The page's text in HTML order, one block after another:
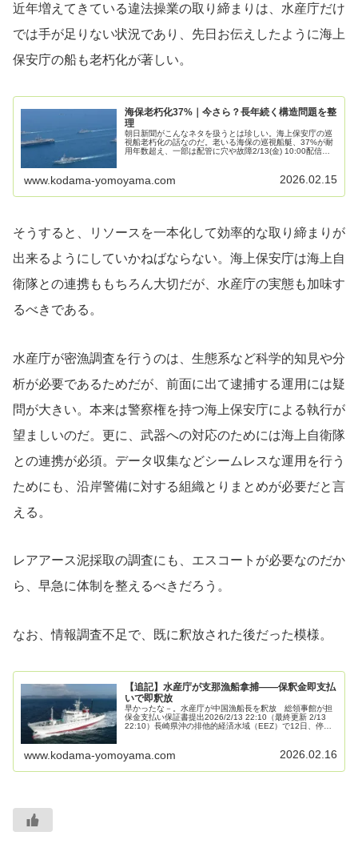
近年増えてきている違法操業の取り締まりは、水産庁だけ
では手が足りない状況であり、先日お伝えしたように海上
保安庁の船も老朽化が著しい。
海保老朽化37%｜今さら？長年続く構造問題を整
理
朝日新聞がこんなネタを扱うとは珍しい。海上保安庁の巡
視船老朽化の話なのだ。老いる海保の巡視船艇、37%が耐
用年数超え、一部は配管に穴や故障2/13(金) 10:00配信海
www.kodama-yomoyama.com 2026.02.15
そうすると、リソースを一本化して効率的な取り締まりが
出来るようにしていかねばならない。海上保安庁は海上自
衛隊との連携ももちろん大切だが、水産庁の実態も加味す
るべきである。
水産庁が密漁調査を行うのは、生態系など科学的知見や分
析が必要であるためだが、前面に出て逮捕する運用には疑
問が大きい。本来は警察権を持つ海上保安庁による執行が
望ましいのだ。更に、武器への対応のためには海上自衛隊
との連携が必須。データ収集などシームレスな運用を行う
ためにも、沿岸警備に対する組織とりまとめが必要だと言
える。
レアアース泥採取の調査にも、エスコートが必要なのだか
ら、早急に体制を整えるべきだろう。
なお、情報調査不足で、既に釈放された後だった模様。
【追記】水産庁が支那漁船拿捕――保釈金即支払
いで即釈放
早かったな－。水産庁が中国漁船長を釈放 総領事館が担
保金支払い保証書提出2026/2/13 22:10（最終更新 2/13
22:10）長崎県沖の排他的経済水域（EEZ）で12日、停船
www.kodama-yomoyama.com 2026.02.16